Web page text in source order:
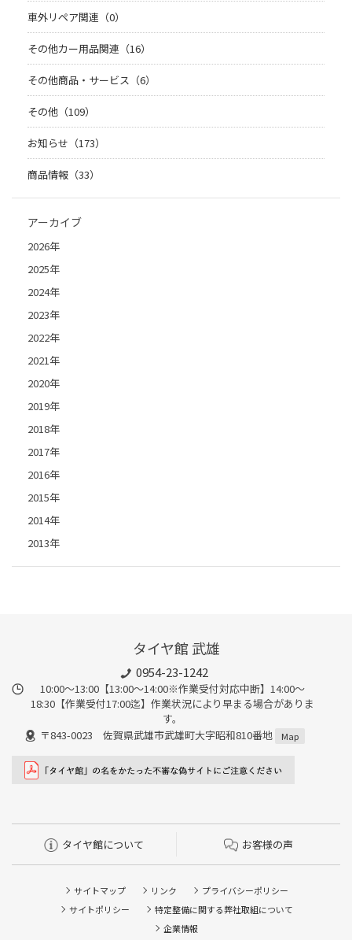
車外リペア関連（0）
その他カー用品関連（16）
その他商品・サービス（6）
その他（109）
お知らせ（173）
商品情報（33）
アーカイブ
2026年
2025年
2024年
2023年
2022年
2021年
2020年
2019年
2018年
2017年
2016年
2015年
2014年
2013年
タイヤ館 武雄
0954-23-1242
10:00～13:00【13:00～14:00※作業受付対応中断】14:00～
18:30【作業受付17:00迄】作業状況により早まる場合がありま
す。
〒843-0023 佐賀県武雄市武雄町大字昭和810番地
Map
タイヤ館について お客様の声
サイトマップ リンク
プライバシーポリシー
サイトポリシー
特定整備に関する弊社取組について
企業情報